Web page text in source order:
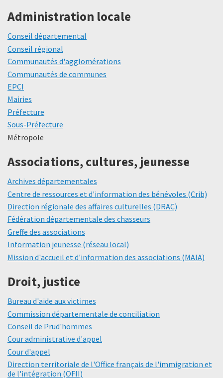
Administration locale
Conseil départemental
Conseil régional
Communautés d'agglomérations
Communautés de communes
EPCI
Mairies
Préfecture
Sous-Préfecture
Métropole
Associations, cultures, jeunesse
Archives départementales
Centre de ressources et d'information des bénévoles (Crib)
Direction régionale des affaires culturelles (DRAC)
Fédération départementale des chasseurs
Greffe des associations
Information jeunesse (réseau local)
Mission d'accueil et d'information des associations (MAIA)
Droit, justice
Bureau d'aide aux victimes
Commission départementale de conciliation
Conseil de Prud'hommes
Cour administrative d'appel
Cour d'appel
Direction territoriale de l'Office français de l'immigration et
de l'intégration (OFII)